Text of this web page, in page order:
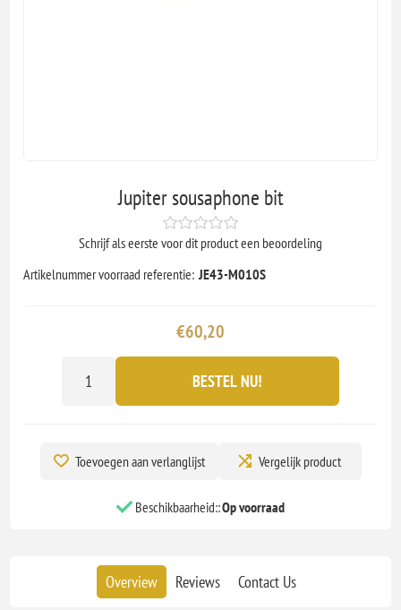
Jupiter sousaphone bit
Schrijf als eerste voor dit product een beoordeling
Artikelnummer voorraad referentie: JE43-M010S
€60,20
BESTEL NU!
Toevoegen aan verlanglijst Vergelijk product
Beschikbaarheid::Op voorraad
Overview Reviews Contact Us